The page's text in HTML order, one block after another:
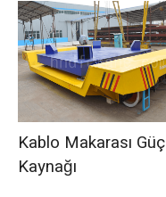
Kablo Makarası Güç
Kaynağı